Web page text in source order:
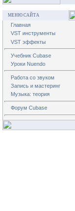
МЕНЮ САЙТА
Главная
VST инструменты
VST эффекты
Учебник Cubase
Уроки Nuendo
Работа со звуком
Запись и мастеринг
Музыка: теория
Форум Cubase